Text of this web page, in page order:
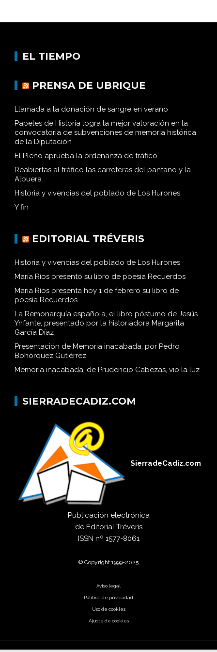
EL TIEMPO
PRENSA DE UBRIQUE
Llamada a la donación de sangre en verano
Papeles de Historia logra la mejor valoración en la
convocatoria de subvenciones de memoria histórica
de la Diputación
El Pleno aprueba la ordenanza de tráfico
Reabiertas al tráfico las carreteras del pantano y la
Albuera
Historia y vivencias del poblado de Los Hurones
Y fin
EDITORIAL TRÉVERIS
Historia y vivencias del poblado de Los Hurones
María Ríos presentó su libro de poesía Recuerdos
María Ríos presenta hoy 1 de febrero su libro de
poesía Recuerdos
La Remonarquía española, el libro póstumo de Jesús
Ynfante, presentado por la historiadora Margarita
García Díaz
Presentación de Memoria inacabada, por Pedro
Bohórquez Gutiérrez
Memoria inacabada, de Prudencio Cabezas, vio la luz
SIERRADECADIZ.COM
SierradeCadiz.com
Publicación electrónica
de Editorial Tréveris
ISSN nº 1577-8061
© Copyright 1999-2025
Aviso legal
Política de privacidad
Uso de cookies
Ajuste de cookies